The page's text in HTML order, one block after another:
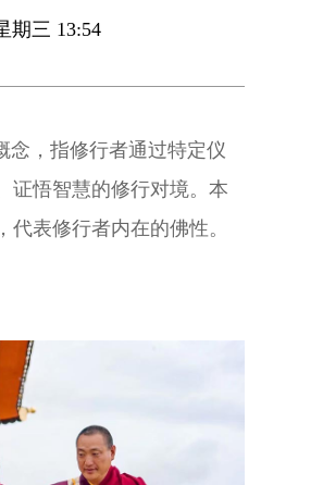
期三 13:54
念，指修行者通过特定仪
证悟智慧的修行对境。本
表修行者内在的佛性。